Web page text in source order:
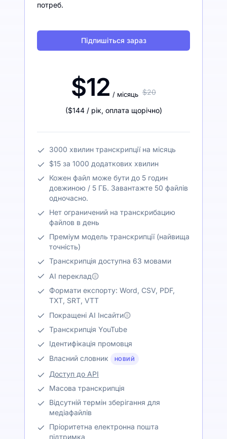
потреб.
Підпишіться зараз
$12 / місяць $20
($144 / рік, оплата щорічно)
3000 хвилин транскрипції на місяць
$15 за 1000 додаткових хвилин
Кожен файл може бути до 5 годин
довжиною / 5 ГБ. Завантажте 50 файлів
одночасно.
Нет ограничений на транскрибацию
файлов в день
Преміум модель транскрипції (найвища
точність)
Транскрипція доступна 63 мовами
AI переклад
Формати експорту: Word, CSV, PDF,
TXT, SRT, VTT
Покращені AI Інсайти
Транскрипція YouTube
Ідентифікація промовця
Власний словник
НОВИЙ
Доступ до API
Масова транскрипція
Відсутній термін зберігання для
медіафайлів
Пріоритетна електронна пошта
підтримка